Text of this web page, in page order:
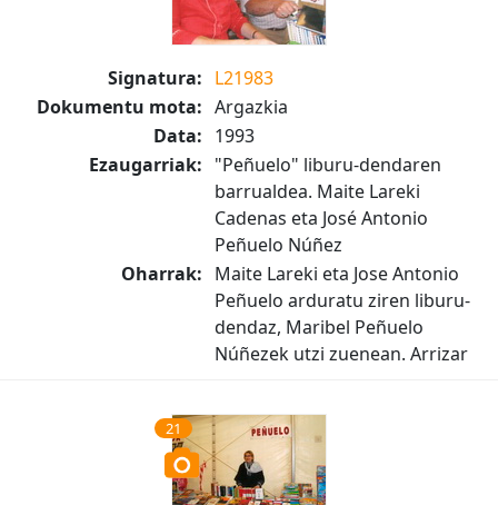
Signatura: L21983
Dokumentu mota: Argazkia
Data: 1993
Ezaugarriak: "Peñuelo" liburu-dendaren
barrualdea. Maite Lareki
Cadenas eta José Antonio
Peñuelo Núñez
Oharrak: Maite Lareki eta Jose Antonio
Peñuelo arduratu ziren liburu-
dendaz, Maribel Peñuelo
Núñezek utzi zuenean. Arrizar
21